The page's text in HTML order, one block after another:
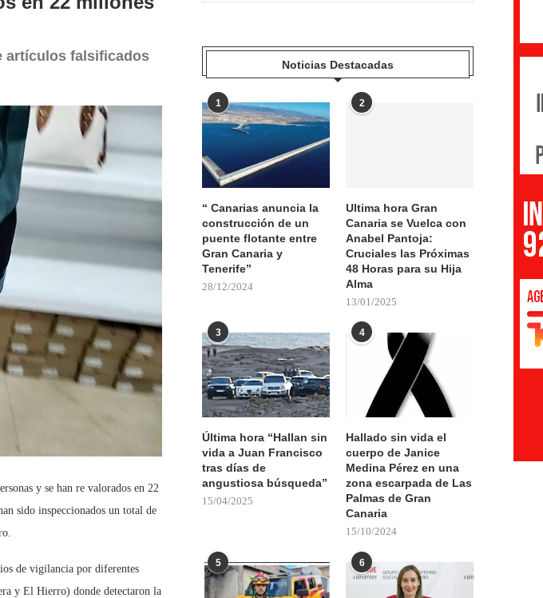
artículos falsificados
y se han re valorados en 22
sido inspeccionados un total de
de vigilancia por diferentes
y El Hierro) donde detectaron la
Noticias Destacadas
1
“ Canarias anuncia la
construcción de un
puente flotante entre
Gran Canaria y
Tenerife”
28/12/2024
2
Ultima hora Gran
Canaria se Vuelca con
Anabel Pantoja:
Cruciales las Próximas
48 Horas para su Hija
Alma
13/01/2025
3
Última hora “Hallan sin
vida a Juan Francisco
tras días de
angustiosa búsqueda”
15/04/2025
4
Hallado sin vida el
cuerpo de Janice
Medina Pérez en una
zona escarpada de Las
Palmas de Gran
Canaria
15/10/2024
5 6